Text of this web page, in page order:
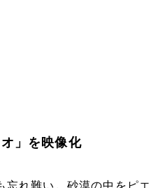
」を映像化
忘れ難い。砂漠の中をピエ